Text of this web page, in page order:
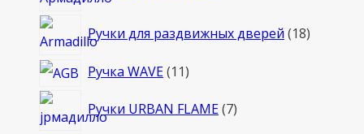
Ручки для раздвижных дверей 1818
Ручка WAVE 1111
Ручки URBAN FLAME 77